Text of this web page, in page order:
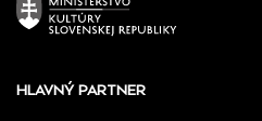
HLAVNÝ PARTNER